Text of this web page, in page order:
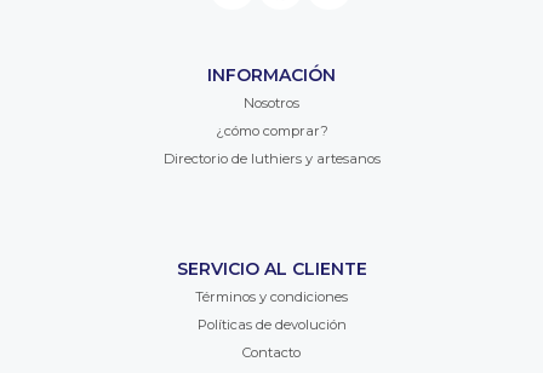
INFORMACIÓN
Nosotros
¿cómo comprar?
Directorio de luthiers y artesanos
SERVICIO AL CLIENTE
Términos y condiciones
Políticas de devolución
Contacto